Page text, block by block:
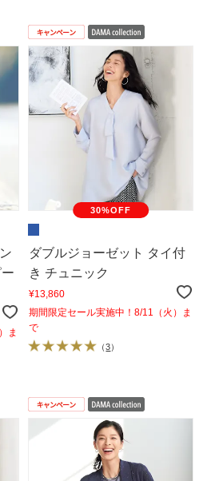
ま
30%OFF
ダブルジョーゼット タイ付
き チュニック
¥13,860
期間限定セール実施中！8/11（火）ま
で
（3）